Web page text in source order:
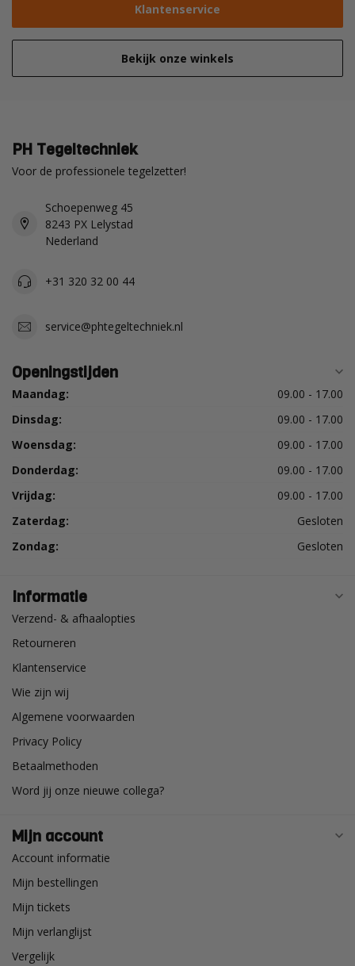
Klantenservice
Bekijk onze winkels
PH Tegeltechniek
Voor de professionele tegelzetter!
Schoepenweg 45
8243 PX Lelystad
Nederland
+31 320 32 00 44
service@phtegeltechniek.nl
Openingstijden
Maandag:
09.00 - 17.00
Dinsdag:
09.00 - 17.00
Woensdag:
09.00 - 17.00
Donderdag:
09.00 - 17.00
Vrijdag:
09.00 - 17.00
Zaterdag:
Gesloten
Zondag:
Gesloten
Informatie
Verzend- & afhaalopties
Retourneren
Klantenservice
Wie zijn wij
Algemene voorwaarden
Privacy Policy
Betaalmethoden
Word jij onze nieuwe collega?
Mijn account
Account informatie
Mijn bestellingen
Mijn tickets
Mijn verlanglijst
Vergelijk